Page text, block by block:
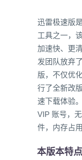
迅雷极速版
工具之一，
加速快、更
发团队放弃
版，不仅优
行了全新改
速下载体验
VIP 账号，
件，内存占用
本版本特点